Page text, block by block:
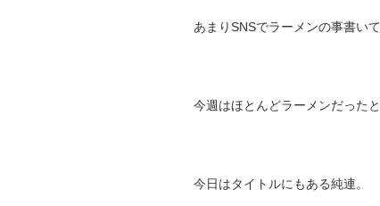
あまりSNSでラーメンの事書い
今週はほとんどラーメンだった
今日はタイトルにもある純連。